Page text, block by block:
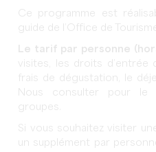
Ce programme est
guide de l’Office de Tourisme.
Le tarif par personne
visites, les droits d’entrée
frais de dégustation, le
Nous consulter pour le
groupes.
Si vous souhaitez visiter
un supplément par